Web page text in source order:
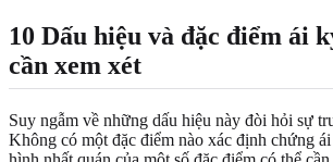
10 Dấu hiệu và đặc điểm ái
cần xem xét
Suy ngẫm về những dấu hiệu này đòi hỏi sự
Không có một đặc điểm nào xác định chứng